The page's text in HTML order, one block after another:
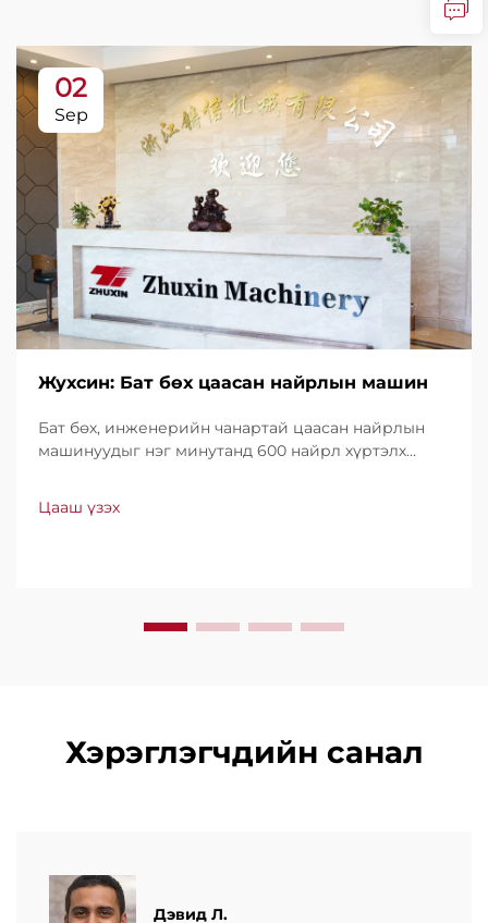
02
Sep
Жухсин: Бат бөх цаасан найрлын машин
Бат бөх, инженерийн чанартай цаасан найрлын
машинуудыг нэг минутанд 600 найрл хүртэлх
дэлхийн хэмжээнд итгэл үнэнчээр ашиглагддаг.
Цааш үзэх
Хэрэглэгчдийн санал
Дэвид Л.